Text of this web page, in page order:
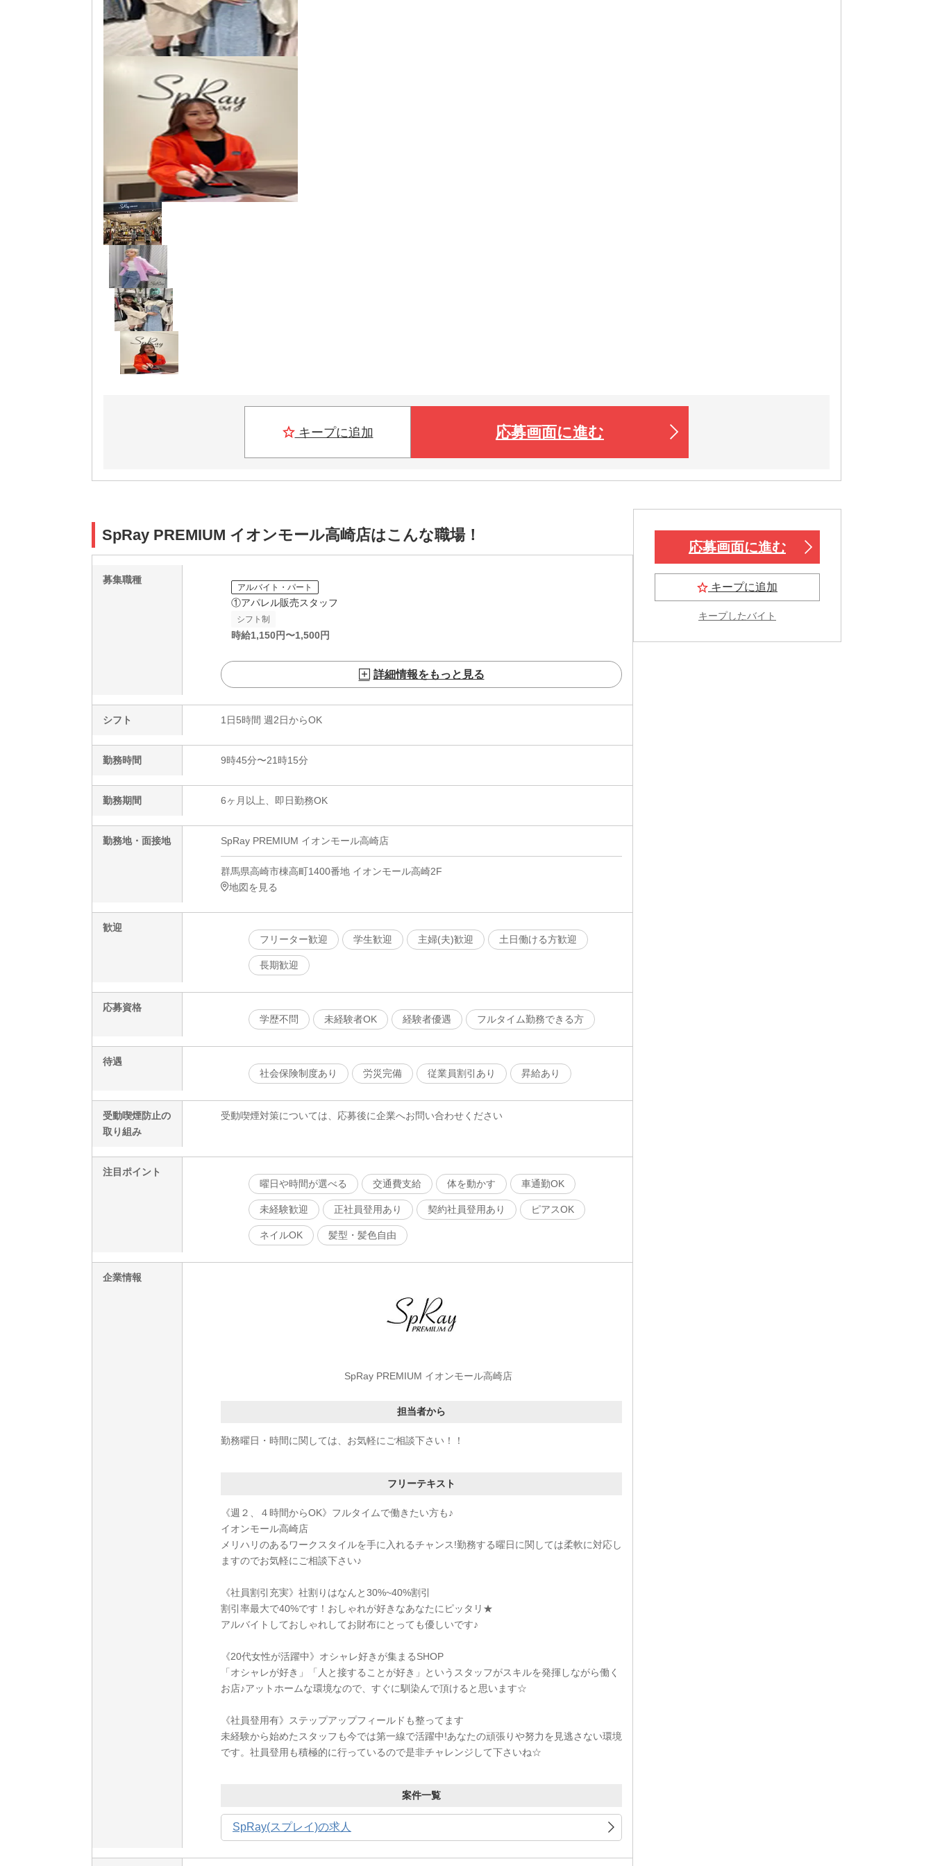
キープに追加 応募画面に進む
SpRay PREMIUM イオンモール高崎店はこんな職場！
募集職種
アルバイト・パート
①アパレル販売スタッフ
シフト制
時給1,150円〜1,500円
詳細情報をもっと見る
シフト 1日5時間 週2日からOK
勤務時間 9時45分〜21時15分
勤務期間 6ヶ月以上、即日勤務OK
勤務地・面接地 SpRay PREMIUM イオンモール高崎店
群馬県高崎市棟高町1400番地 イオンモール高崎2F
地図を見る
歓迎
フリーター歓迎
学生歓迎 主婦(夫)歓迎 土日働ける方歓迎
長期歓迎
応募資格
学歴不問
未経験者OK 経験者優遇 フルタイム勤務できる方
待遇
社会保険制度あり
労災完備 従業員割引あり 昇給あり
受動喫煙防止の
取り組み
受動喫煙対策については、応募後に企業へお問い合わせください
注目ポイント
曜日や時間が選べる
交通費支給 体を動かす 車通勤OK
未経験歓迎 正社員登用あり 契約社員登用あり ピアスOK
ネイルOK 髪型・髪色自由
企業情報
SpRay PREMIUM イオンモール高崎店
担当者から
勤務曜日・時間に関しては、お気軽にご相談下さい！！
フリーテキスト
《週２、４時間からOK》フルタイムで働きたい方も♪
イオンモール高崎店
メリハリのあるワークスタイルを手に入れるチャンス!勤務する曜日に関しては柔軟に対応し
ますのでお気軽にご相談下さい♪
《社員割引充実》社割りはなんと30%~40%割引
割引率最大で40%です！おしゃれが好きなあなたにピッタリ★
アルバイトしておしゃれしてお財布にとっても優しいです♪
《20代女性が活躍中》オシャレ好きが集まるSHOP
「オシャレが好き」「人と接することが好き」というスタッフがスキルを発揮しながら働く
お店♪アットホームな環境なので、すぐに馴染んで頂けると思います☆
《社員登用有》ステップアップフィールドも整ってます
未経験から始めたスタッフも今では第一線で活躍中!あなたの頑張りや努力を見逃さない環境
です。社員登用も積極的に行っているので是非チャレンジして下さいね☆
案件一覧
SpRay(スプレイ)の求人
応募画面に進む
キープに追加
キープしたバイト